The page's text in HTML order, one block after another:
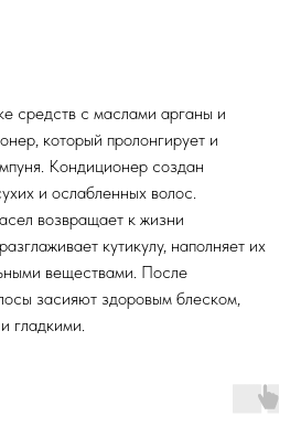
средств с маслами арганы и
который пролонгирует и
Кондиционер создан
и ослабленных волос.
возвращает к жизни
кутикулу, наполняет их
веществами. После
засияют здоровым блеском,
гладкими.